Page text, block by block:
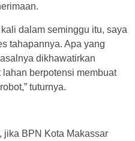
dalam seminggu itu, saya
tahapannya. Apa yang
dikhawatirkan
lahan berpotensi membuat
tuturnya.
jika BPN Kota Makassar